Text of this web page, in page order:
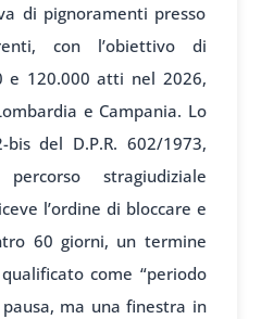
di pignoramenti presso
con l’obiettivo di
e 120.000 atti nel 2026,
e Campania. Lo
del D.P.R. 602/1973,
stragiudiziale
l’ordine di bloccare e
60 giorni, un termine
come “periodo
ma una finestra in